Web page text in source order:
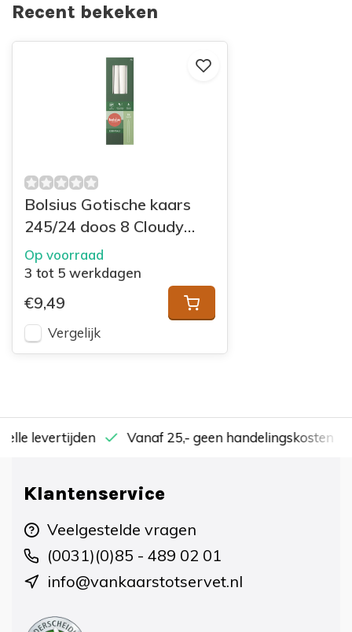
Recent bekeken
Bolsius Gotische kaars
245/24 doos 8 Cloudy
White
Op voorraad
3 tot 5 werkdagen
€9,49
Vergelijk
levertijden Vanaf 25,- geen handelingskosten
Klantenservice
Veelgestelde vragen
(0031)(0)85 - 489 02 01
info@vankaarstotservet.nl